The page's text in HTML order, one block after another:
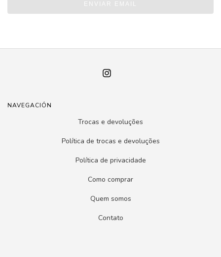
ENVIAR EMAIL
NAVEGACIÓN
Trocas e devoluções
Política de trocas e devoluções
Política de privacidade
Como comprar
Quem somos
Contato